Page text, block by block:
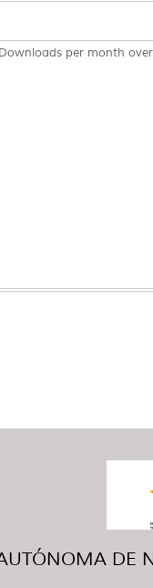
Downloads per month
DE